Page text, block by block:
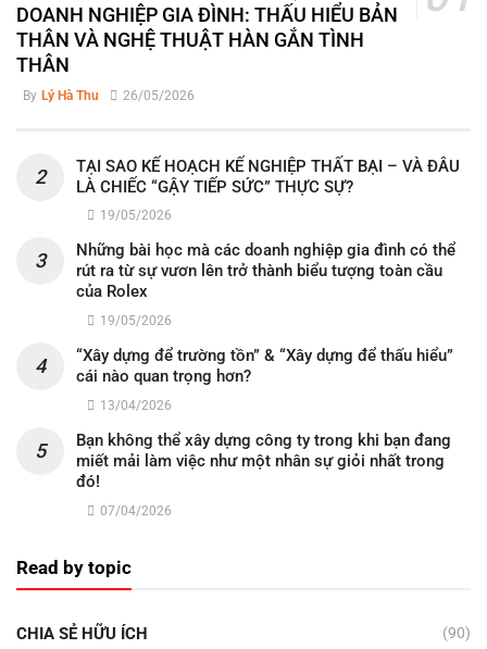
DOANH NGHIỆP GIA ĐÌNH: THẤU HIỂU BẢN
THÂN VÀ NGHỆ THUẬT HÀN GẮN TÌNH
THÂN
By Lý Hà Thu 26/05/2026
TẠI SAO KẾ HOẠCH KẾ NGHIỆP THẤT BẠI – VÀ ĐÂU
LÀ CHIẾC “GẬY TIẾP SỨC” THỰC SỰ?
19/05/2026
Những bài học mà các doanh nghiệp gia đình có thể
rút ra từ sự vươn lên trở thành biểu tượng toàn cầu
của Rolex
19/05/2026
“Xây dựng để trường tồn” & “Xây dựng để thấu hiểu”
cái nào quan trọng hơn?
13/04/2026
Bạn không thể xây dựng công ty trong khi bạn đang
miết mải làm việc như một nhân sự giỏi nhất trong
đó!
07/04/2026
Read by topic
CHIA SẺ HỮU ÍCH (90)